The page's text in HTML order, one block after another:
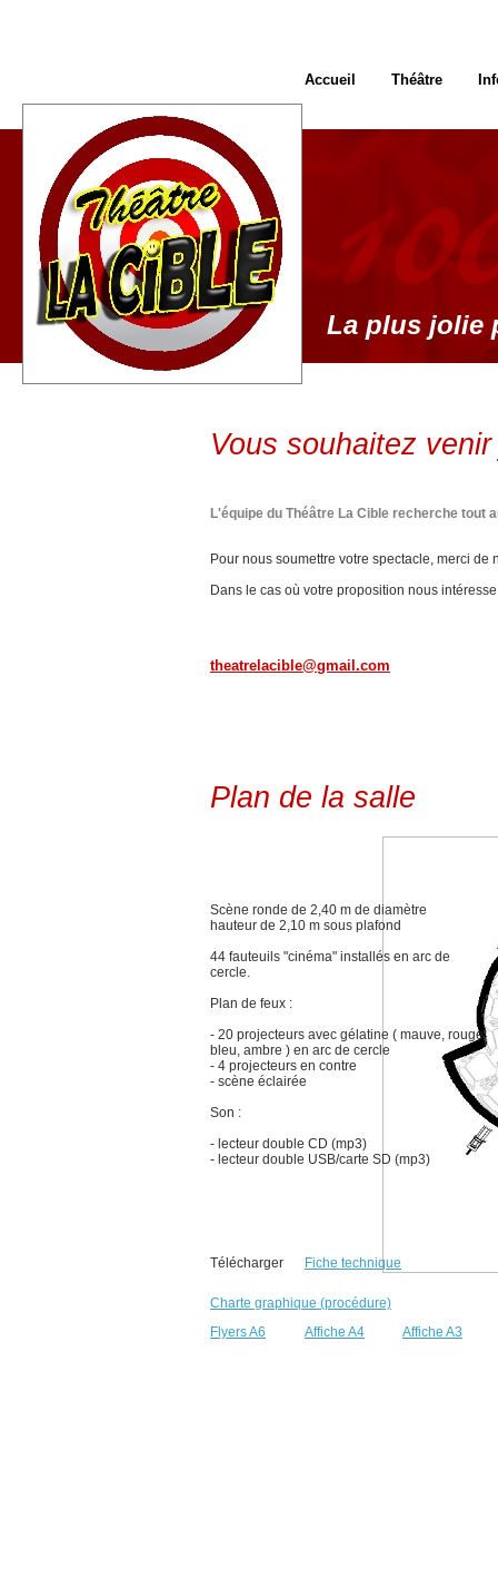
Vous souhaitez
L'équipe du Théâtre La Cible recherche tout
Pour nous soumettre votre spectacle, merci
Dans le cas où votre proposition nous
Plan de la salle
La plus jolie
Accueil Théâtre
theatrelacible@gmail.com
Scène ronde de 2,40 m de diamètre
hauteur de 2,10 m sous plafond
44 fauteuils "cinéma" installés en arc de
cercle.
Plan de feux :
- 20 projecteurs avec gélatine ( mauve, rouge,
bleu, ambre ) en arc de cercle
- 4 projecteurs en contre
- scène éclairée
Son :
- lecteur double CD (mp3)
- lecteur double USB/carte SD (mp3)
Télécharger Fiche technique
Charte graphique (procédure)
Flyers A6
Affiche A4 Affiche A3